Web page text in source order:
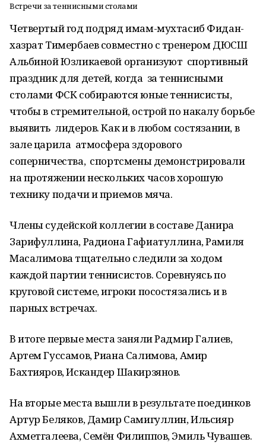
Встречи за теннисными столами
Четвертый год подряд имам-мухтасиб Фидан-
хазрат Тимербаев совместно с тренером ДЮСШ
Альбиной Юзликаевой организуют спортивный
праздник для детей, когда за теннисными
столами ФСК собираются юные теннисисты,
чтобы в стремительной, острой по накалу борьбе
выявить лидеров. Как и в любом состязании, в
зале царила атмосфера здорового
соперничества, спортсмены демонстрировали
на протяжении нескольких часов хорошую
технику подачи и приемов мяча.
Члены судейской коллегии в составе Данира
Зарифуллина, Радиона Гафиатуллина, Рамиля
Масалимова тщательно следили за ходом
каждой партии теннисистов. Соревнуясь по
круговой системе, игроки посостязались и в
парных встречах.
В итоге первые места заняли Радмир Галиев,
Артем Гуссамов, Риана Салимова, Амир
Бахтияров, Искандер Шакирзянов.
На вторые места вышли в результате поединков
Артур Беляков, Дамир Самигуллин, Ильсияр
Ахметгалеева, Семён Филиппов, Эмиль Чувашев.